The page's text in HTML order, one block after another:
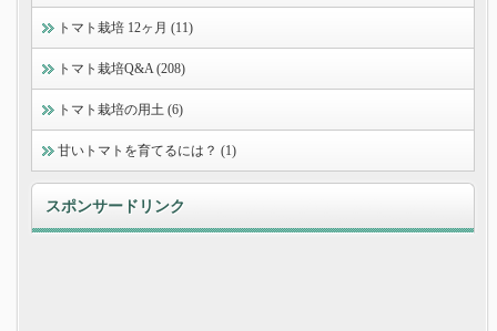
トマト栽培 12ヶ月 (11)
トマト栽培Q&A (208)
トマト栽培の用土 (6)
甘いトマトを育てるには？ (1)
スポンサードリンク